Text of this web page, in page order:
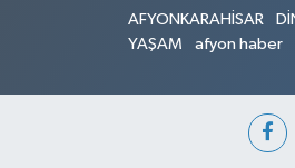
AFYONKARAHİSAR
YAŞAM
afyon haber